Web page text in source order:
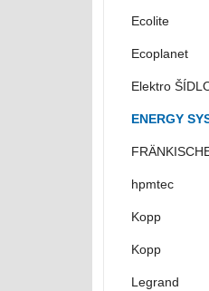
Ecolite
Ecoplanet
Elektro
ENERGY
hpmtec
Kopp
Kopp
Legrand